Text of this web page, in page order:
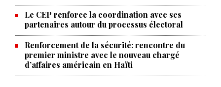
Le CEP renforce la coordination avec ses
partenaires autour du processus électoral
Renforcement de la sécurité: rencontre du
premier ministre avec le nouveau chargé
d’affaires américain en Haïti
La Chambre de commerce et de
l'industrie haïtiano-africaine